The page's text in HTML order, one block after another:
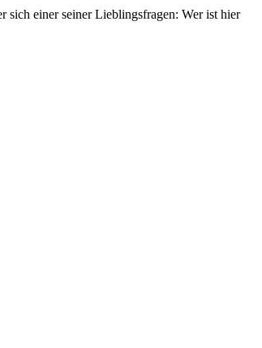
sich einer seiner Lieblingsfragen: Wer ist hier